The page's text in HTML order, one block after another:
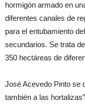
hormigón armado en
diferentes canales de
para el entubamiento
secundarios. Se trata
350 hectáreas de
José Acevedo Pinto se
también a las